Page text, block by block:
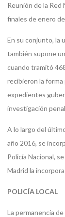
Reunión de la Red
finales de enero
En su conjunto, la
también supone
cuando tramitó
recibieron la
expedientes
investigación
A lo largo del
año 2016, se
Policía Nacional,
Madrid la
POLICÍA LOCAL
La permanencia